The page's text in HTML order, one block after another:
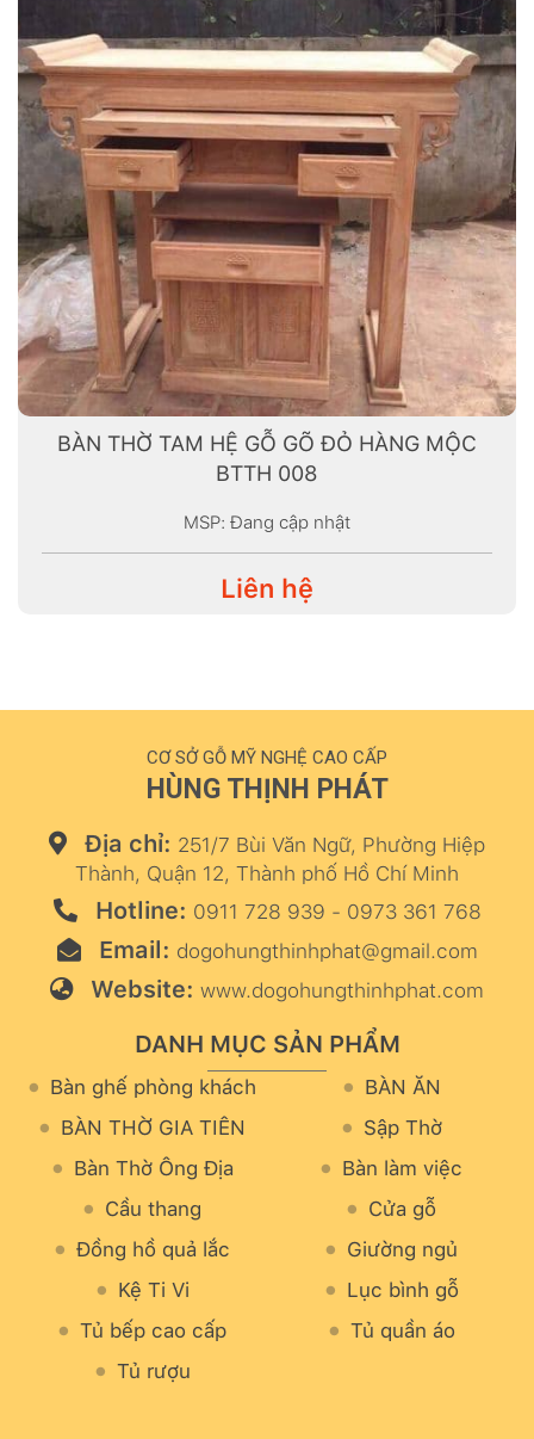
BÀN THỜ TAM HỆ GỖ GÕ ĐỎ HÀNG MỘC
BTTH 008
MSP: Đang cập nhật
Liên hệ
CƠ SỞ GỖ MỸ NGHỆ CAO CẤP
HÙNG THỊNH PHÁT
Địa chỉ: 251/7 Bùi Văn Ngữ, Phường Hiệp
Thành, Quận 12, Thành phố Hồ Chí Minh
Hotline: 0911 728 939 - 0973 361 768
Email: dogohungthinhphat@gmail.com
Website: www.dogohungthinhphat.com
DANH MỤC SẢN PHẨM
Bàn ghế phòng khách
BÀN ĂN
BÀN THỜ GIA TIÊN
Sập Thờ
Bàn Thờ Ông Địa
Bàn làm việc
Cầu thang
Cửa gỗ
Đồng hồ quả lắc
Giường ngủ
Kệ Ti Vi
Lục bình gỗ
Tủ bếp cao cấp
Tủ quần áo
Tủ rượu